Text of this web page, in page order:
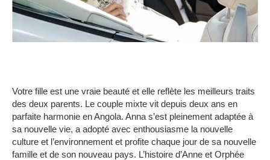
Votre fille est une vraie beauté et elle reflète les meilleurs traits
des deux parents. Le couple mixte vit depuis deux ans en
parfaite harmonie en Angola. Anna s’est pleinement adaptée à
sa nouvelle vie, a adopté avec enthousiasme la nouvelle
culture et l’environnement et profite chaque jour de sa nouvelle
famille et de son nouveau pays. L’histoire d’Anne et Orphée